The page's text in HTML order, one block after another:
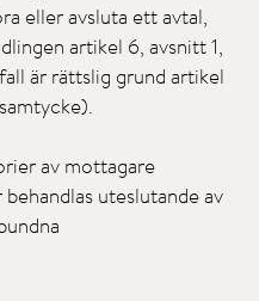
eller avsluta ett avtal,
artikel 6, avsnitt 1,
är rättslig grund artikel
av mottagare
uteslutande av